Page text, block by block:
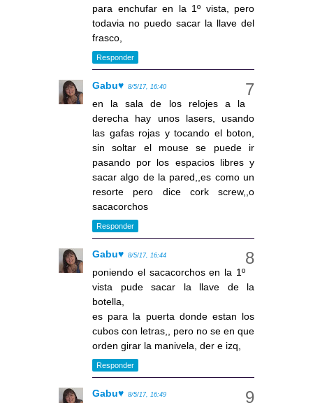
para enchufar en la 1º vista, pero
todavia no puedo sacar la llave del
frasco,
Responder
Gabu♥ 8/5/17, 16:40
en la sala de los relojes a la
derecha hay unos lasers, usando
las gafas rojas y tocando el boton,
sin soltar el mouse se puede ir
pasando por los espacios libres y
sacar algo de la pared,,es como un
resorte pero dice cork screw,,o
sacacorchos
Responder
Gabu♥ 8/5/17, 16:44
poniendo el sacacorchos en la 1º
vista pude sacar la llave de la
botella,
es para la puerta donde estan los
cubos con letras,, pero no se en que
orden girar la manivela, der e izq,
Responder
Gabu♥ 8/5/17, 16:49